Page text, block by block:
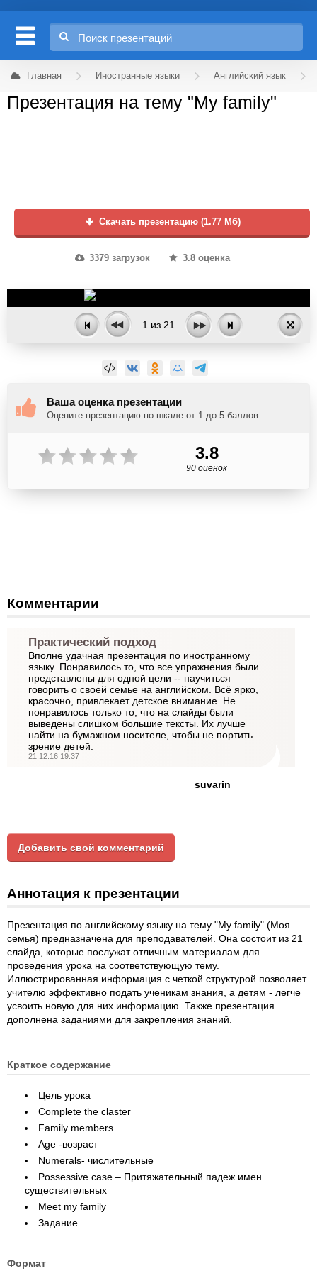
Главная Иностранные языки Английский язык
Презентация на тему "My family"
Скачать презентацию (1.77 Мб)
3379 загрузок 3.8 оценка
1 из 21
Ваша оценка презентации
Оцените презентацию по шкале от 1 до 5 баллов
3.8
90 оценок
Комментарии
Практический подход
Вполне удачная презентация по иностранному
языку. Понравилось то, что все упражнения были
представлены для одной цели -- научиться
говорить о своей семье на английском. Всё ярко,
красочно, привлекает детское внимание. Не
понравилось только то, что на слайды были
выведены слишком большие тексты. Их лучше
найти на бумажном носителе, чтобы не портить
зрение детей.
21.12.16 19:37
suvarin
Добавить свой комментарий
Аннотация к презентации
Презентация по английскому языку на тему "My family" (Моя
семья) предназначена для преподавателей. Она состоит из 21
слайда, которые послужат отличным материалам для
проведения урока на соответствующую тему.
Иллюстрированная информация с четкой структурой позволяет
учителю эффективно подать ученикам знания, а детям - легче
усвоить новую для них информацию. Также презентация
дополнена заданиями для закрепления знаний.
Краткое содержание
Цель урока
Complete the claster
Family members
Age -возраст
Numerals- числительные
Possessive case – Притяжательный падеж имен
существительных
Meet my family
Задание
Формат